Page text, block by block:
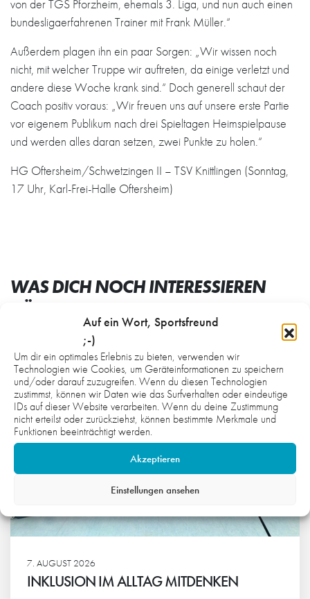
Auf ein Wort, Sportsfreund
;-)
Um dir ein optimales Erlebnis zu bieten, verwenden wir
Technologien wie Cookies, um Geräteinformationen zu speichern
und/oder darauf zuzugreifen. Wenn du diesen Technologien
zustimmst, können wir Daten wie das Surfverhalten oder eindeutige
IDs auf dieser Website verarbeiten. Wenn du deine Zustimmung
nicht erteilst oder zurückziehst, können bestimmte Merkmale und
Funktionen beeinträchtigt werden.
Akzeptieren
Einstellungen ansehen
von der TGS Pforzheim, ehemals 3. Liga, und nun auch einen
bundesligaerfahrenen Trainer mit Frank Müller.“
Außerdem plagen ihn ein paar Sorgen: „Wir wissen noch
nicht, mit welcher Truppe wir auftreten, da einige verletzt und
andere diese Woche krank sind.“ Doch generell schaut der
Coach positiv voraus: „Wir freuen uns auf unsere erste Partie
vor eigenem Publikum nach drei Spieltagen Heimspielpause
und werden alles daran setzen, zwei Punkte zu holen.“
HG Oftersheim/Schwetzingen II – TSV Knittlingen (Sonntag,
17 Uhr, Karl-Frei-Halle Oftersheim)
WAS DICH NOCH INTERESSIEREN
KÖNNTE:
7. AUGUST 2026
INKLUSION IM ALLTAG MITDENKEN